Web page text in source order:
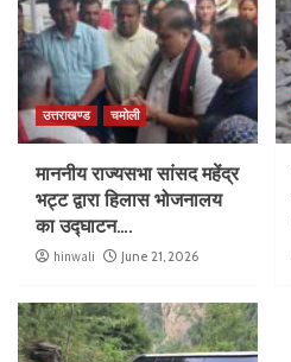
उत्तराखण्ड चमोली
माननीय राज्यसभा सांसद महेंद्र
भट्ट द्वारा हिलास भोजनालय
का उद्घाटन….
hinwali June 21, 2026